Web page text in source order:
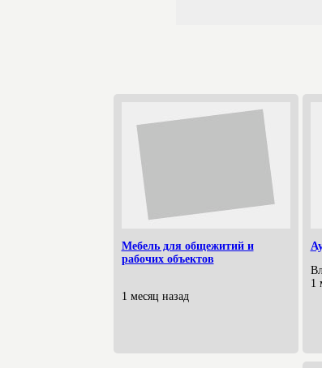
Мебель для общежитий и
рабочих объектов
1 месяц назад
1